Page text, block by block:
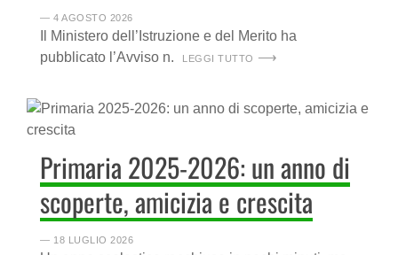
― 4 AGOSTO 2026
Il Ministero dell’Istruzione e del Merito ha
pubblicato l’Avviso n.
LEGGI TUTTO
Primaria 2025-2026: un anno di
scoperte, amicizia e crescita
― 18 LUGLIO 2026